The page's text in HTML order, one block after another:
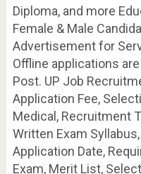
Diploma, and more
Female & Male
Advertisement for
Offline applications
Post. UP Job
Application Fee,
Medical, Recruitment
Written Exam
Application Date,
Exam, Merit List,